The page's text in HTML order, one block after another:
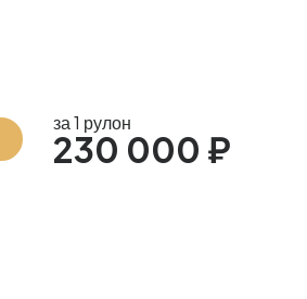
за 1 рулон
230 000 ₽